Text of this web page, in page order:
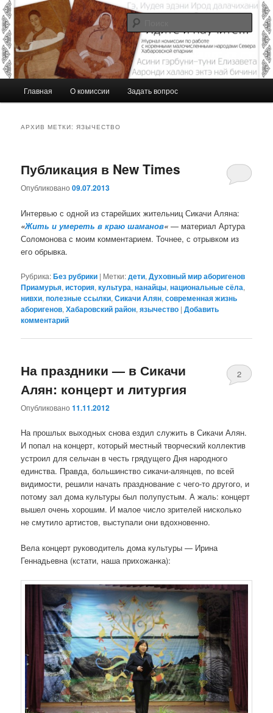
Перейти
к
основному
содержимому
Перейти
к
дополнительному
содержимому
Идите и научите…
Журнал Комиссии по работе с малочисленными коренными народами
Севера Хабаровской епархии
Главная О комиссии Задать вопрос
АРХИВ МЕТКИ:ЯЗЫЧЕСТВО
Публикация в New Times
Опубликовано09.07.2013
Интервью с одной из старейших жительниц Сикачи Аляна:
«Жить и умереть в краю шаманов« — материал Артура
Соломонова с моим комментарием. Точнее, с отрывком из
его обрывка.
Рубрика:Без рубрики | Метки:дети,Духовный мир аборигенов
Приамурья,история,культура,нанайцы,национальные сёла,
нивхи,полезные ссылки,Сикачи Алян,современная жизнь
аборигенов,Хабаровский район,язычество |Добавить
комментарий
На праздники — в Сикачи
Алян: концерт и литургия
Опубликовано11.11.2012
2
На прошлых выходных снова ездил служить в Сикачи Алян.
И попал на концерт, который местный творческий коллектив
устроил для сельчан в честь грядущего Дня народного
единства. Правда, большинство сикачи-алянцев, по всей
видимости, решили начать празднование с чего-то другого, и
потому зал дома культуры был полупустым. А жаль: концерт
вышел очень хорошим. И малое число зрителей нисколько
не смутило артистов, выступали они вдохновенно.
Вела концерт руководитель дома культуры — Ирина
Геннадьевна (кстати, наша прихожанка):